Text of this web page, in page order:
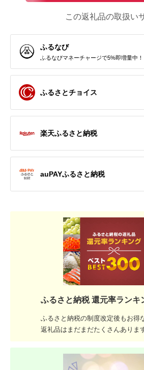
この返礼品の取扱い
ふるなび
ふるなびマネーチャージで5%即増量中！
ふるさとチョイス
楽天ふるさと納税
auPAYふるさと納税
ふるさと納税 還元率ランキ
ふるさと納税の制度改定後もお得
返礼品はまだまだたくさんありま